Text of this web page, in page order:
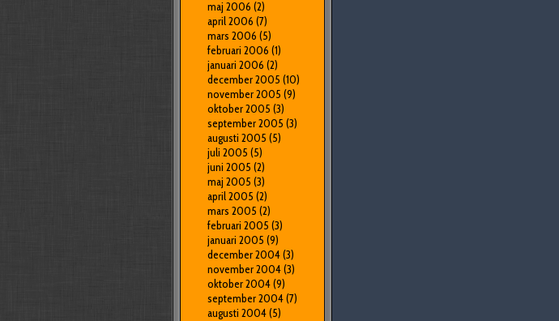
maj 2006 (2)
april 2006 (7)
mars 2006 (5)
februari 2006 (1)
januari 2006 (2)
december 2005 (10)
november 2005 (9)
oktober 2005 (3)
september 2005 (3)
augusti 2005 (5)
juli 2005 (5)
juni 2005 (2)
maj 2005 (3)
april 2005 (2)
mars 2005 (2)
februari 2005 (3)
januari 2005 (9)
december 2004(3)
november 2004(3)
oktober 2004(9)
september 2004(7)
augusti 2004(5)